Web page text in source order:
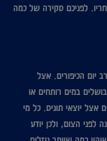
לפניכם סקירה של כמה
יום הכיפורים. אצל
במים רותחים או
יוצאי תוניס. כל מי
הצום, ולכן יודע